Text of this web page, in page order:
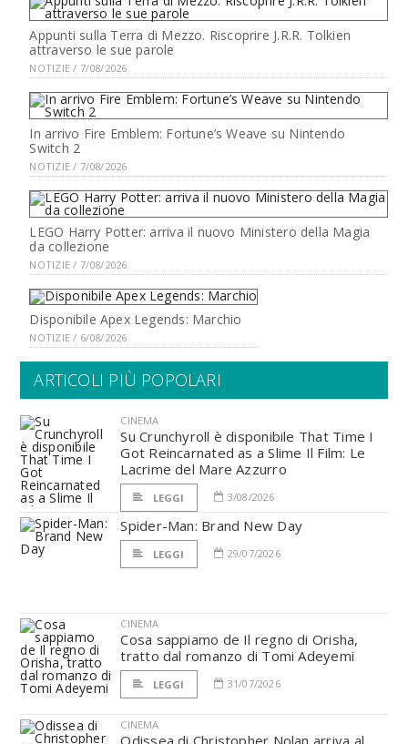
Appunti sulla Terra di Mezzo. Riscoprire J.R.R. Tolkien
attraverso le sue parole
NOTIZIE / 7/08/2026
In arrivo Fire Emblem: Fortune’s Weave su Nintendo
Switch 2
NOTIZIE / 7/08/2026
LEGO Harry Potter: arriva il nuovo Ministero della Magia
da collezione
NOTIZIE / 7/08/2026
Disponibile Apex Legends: Marchio
NOTIZIE / 6/08/2026
ARTICOLI PIÙ POPOLARI
CINEMA
Su Crunchyroll è disponibile That Time I
Got Reincarnated as a Slime Il Film: Le
Lacrime del Mare Azzurro
LEGGI 3/08/2026
Spider-Man: Brand New Day
LEGGI 29/07/2026
CINEMA
Cosa sappiamo de Il regno di Orisha,
tratto dal romanzo di Tomi Adeyemi
LEGGI 31/07/2026
CINEMA
Odissea di Christopher Nolan arriva al